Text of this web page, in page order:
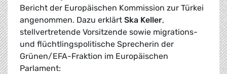
Bericht der Europäischen Kommission zur Türkei
angenommen. Dazu erklärt Ska Keller,
stellvertretende Vorsitzende sowie migrations-
und flüchtlingspolitische Sprecherin der
Grünen/EFA-Fraktion im Europäischen
Parlament: